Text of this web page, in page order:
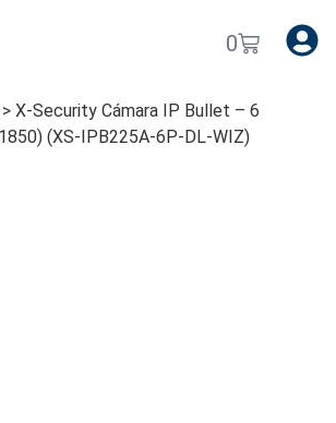
0
> X-Security Cámara IP Bullet – 6
(XS-IPB225A-6P-DL-WIZ)